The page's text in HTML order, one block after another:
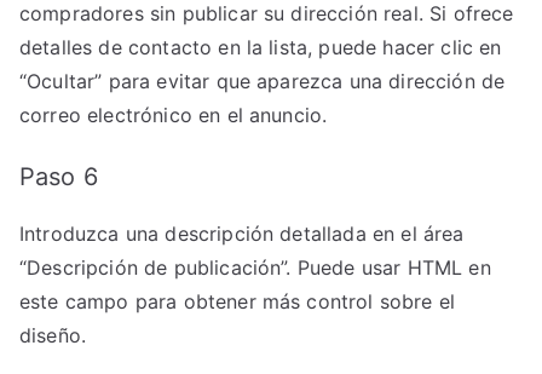
compradores sin publicar su dirección real. Si ofrece
detalles de contacto en la lista, puede hacer clic en
“Ocultar” para evitar que aparezca una dirección de
correo electrónico en el anuncio.
Paso 6
Introduzca una descripción detallada en el área
“Descripción de publicación”. Puede usar HTML en
este campo para obtener más control sobre el
diseño.